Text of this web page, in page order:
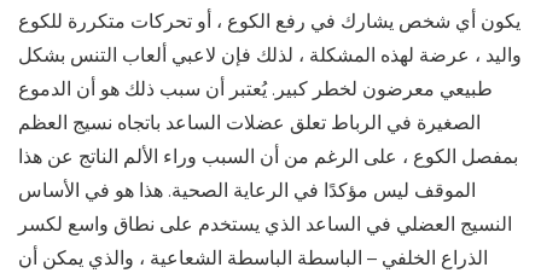
يكون أي شخص يشارك في رفع الكوع ، أو تحركات متكررة للكوع
واليد ، عرضة لهذه المشكلة ، لذلك فإن لاعبي ألعاب التنس بشكل
طبيعي معرضون لخطر كبير. يُعتبر أن سبب ذلك هو أن الدموع
الصغيرة في الرباط تعلق عضلات الساعد باتجاه نسيج العظم
بمفصل الكوع ، على الرغم من أن السبب وراء الألم الناتج عن هذا
الموقف ليس مؤكدًا في الرعاية الصحية. هذا هو في الأساس
النسيج العضلي في الساعد الذي يستخدم على نطاق واسع لكسر
الذراع الخلفي – الباسطة الباسطة الشعاعية ، والذي يمكن أن